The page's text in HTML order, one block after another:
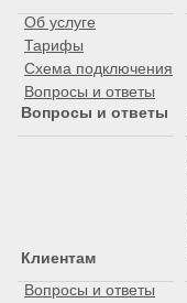
Об услуге
Тарифы
Схема подключения
Вопросы и ответы
Вопросы и ответы
Клиентам
Вопросы и ответы